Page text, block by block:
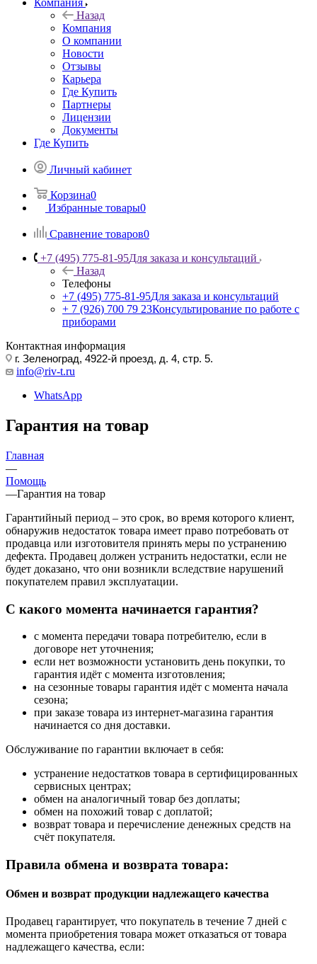
Компания
Назад
Компания
О компании
Новости
Отзывы
Карьера
Где Купить
Партнеры
Лицензии
Документы
Где Купить
Личный кабинет
Корзина0
Избранные товары0
Сравнение товаров0
+7 (495) 775-81-95Для заказа и консультаций
Назад
Телефоны
+7 (495) 775-81-95Для заказа и консультаций
+ 7 (926) 700 79 23Консультирование по работе с
приборами
Контактная информация
г. Зеленоград, 4922-й проезд, д. 4, стр. 5.
info@riv-t.ru
WhatsApp
Гарантия на товар
Главная
—
Помощь
—Гарантия на товар
Гарантийный период – это срок, во время которого клиент,
обнаружив недостаток товара имеет право потребовать от
продавца или изготовителя принять меры по устранению
дефекта. Продавец должен устранить недостатки, если не
будет доказано, что они возникли вследствие нарушений
покупателем правил эксплуатации.
С какого момента начинается гарантия?
с момента передачи товара потребителю, если в
договоре нет уточнения;
если нет возможности установить день покупки, то
гарантия идёт с момента изготовления;
на сезонные товары гарантия идёт с момента начала
сезона;
при заказе товара из интернет-магазина гарантия
начинается со дня доставки.
Обслуживание по гарантии включает в себя:
устранение недостатков товара в сертифицированных
сервисных центрах;
обмен на аналогичный товар без доплаты;
обмен на похожий товар с доплатой;
возврат товара и перечисление денежных средств на
счёт покупателя.
Правила обмена и возврата товара:
Обмен и возврат продукции надлежащего качества
Продавец гарантирует, что покупатель в течение 7 дней с
момента приобретения товара может отказаться от товара
надлежащего качества, если: